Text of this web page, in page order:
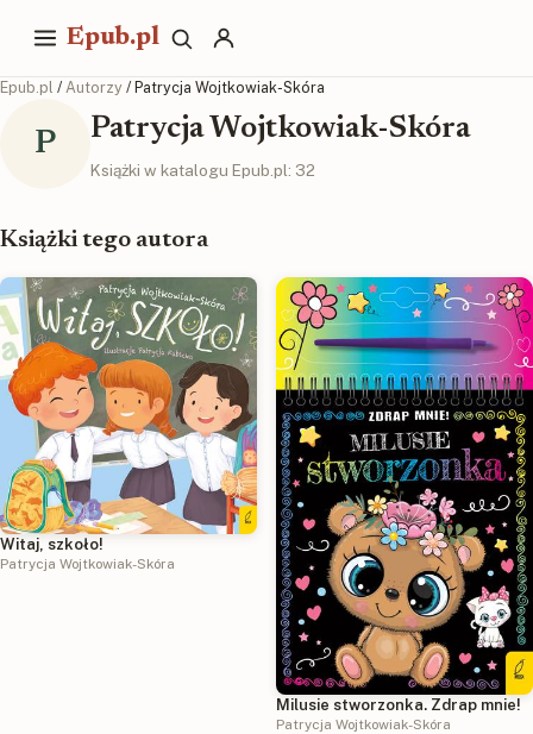
Epub.pl
Epub.pl / Autorzy / Patrycja Wojtkowiak-Skóra
P Patrycja Wojtkowiak-Skóra
Książki w katalogu Epub.pl: 32
Książki tego autora
Witaj, szkoło!
Patrycja Wojtkowiak-Skóra
Milusie stworzonka. Zdrap mnie!
Patrycja Wojtkowiak-Skóra